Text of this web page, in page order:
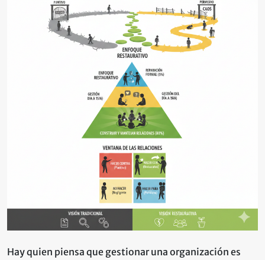
«silla
vacia»
el
de
no
tirarsela
a
la
cabeza.
Hay quien piensa que gestionar una organización es